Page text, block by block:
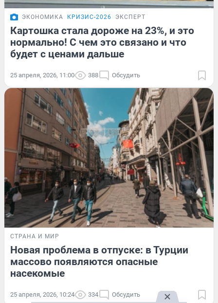
ЭКОНОМИКА КРИЗИС-2026 ЭКСПЕРТ
Картошка стала дороже на 23%, и это
нормально! С чем это связано и что
будет с ценами дальше
25 апреля, 2026, 11:00 388 Обсудить
СТРАНА И МИР
Новая проблема в отпуске: в Турции
массово появляются опасные
насекомые
25 апреля, 2026, 10:24 334 Обсудить